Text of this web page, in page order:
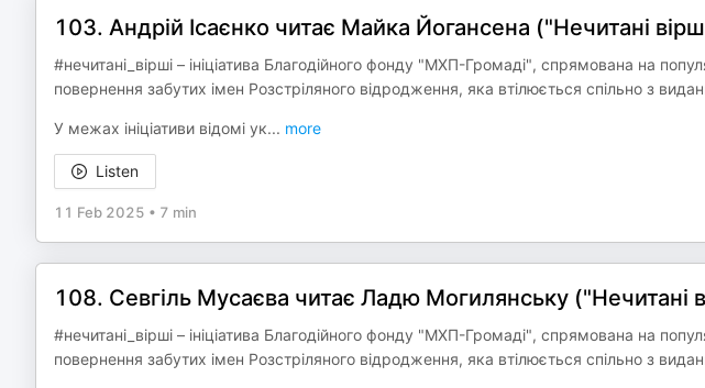
103. Андрій Ісаєнко читає Майка Йогансена ("Нечитані
#нечитані_вірші – ініціатива Благодійного фонду "МХП-Громаді", спрямована на
повернення забутих імен Розстріляного відродження, яка втілюється спільно з
У межах ініціативи відомі ук... more
Listen
11 Feb 2025 • 7 min
108. Севгіль Мусаєва читає Ладю Могилянську ("Нечитані
#нечитані_вірші – ініціатива Благодійного фонду "МХП-Громаді", спрямована на
повернення забутих імен Розстріляного відродження, яка втілюється спільно з